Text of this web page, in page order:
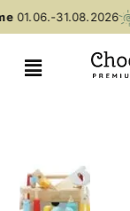
01.06.-31.08.2026